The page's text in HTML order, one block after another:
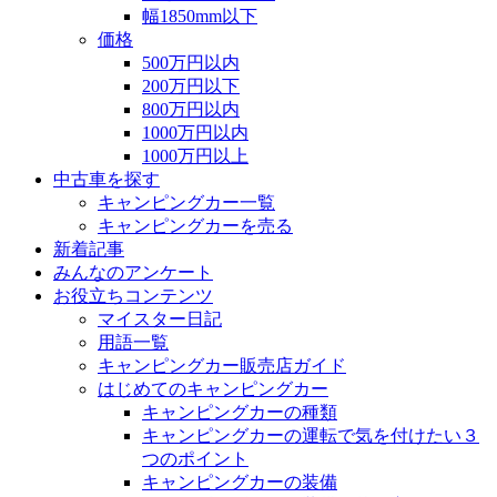
幅1850mm以下
価格
500万円以内
200万円以下
800万円以内
1000万円以内
1000万円以上
中古車を探す
キャンピングカー一覧
キャンピングカーを売る
新着記事
みんなのアンケート
お役立ちコンテンツ
マイスター日記
用語一覧
キャンピングカー販売店ガイド
はじめてのキャンピングカー
キャンピングカーの種類
キャンピングカーの運転で気を付けたい３
つのポイント
キャンピングカーの装備